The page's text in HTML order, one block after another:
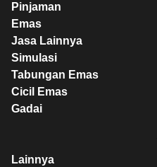
Pinjaman
Emas
Jasa Lainnya
Simulasi
Tabungan Emas
Cicil Emas
Gadai
Lainnya